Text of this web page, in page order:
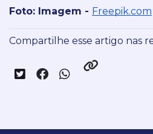
Foto: Imagem - Freepik.com
Compartilhe esse artigo nas